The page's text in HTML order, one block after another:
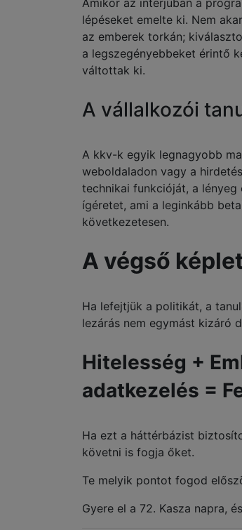
lépéseket emelte ki. Nem
az emberek torkán;
a legszegényebbeket érintő
váltottak ki.
A vállalkozói
A kkv-k egyik legnagyobb
weboldaladon vagy a
technikai funkcióját, a
ígéretet, ami a leginkább
következetesen.
A végső
Ha lefejtjük a politikát, a
lezárás nem egymást kizáró
Hitelesség +
adatkezelés =
Ha ezt a háttérbázist
követni is fogja őket.
Te melyik pontot fogod
Gyere el a 72. Kasza napra,